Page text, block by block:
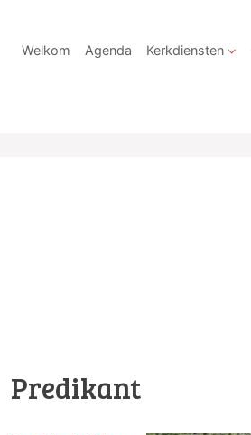
Welkom Agenda Kerkdiensten
Predikant